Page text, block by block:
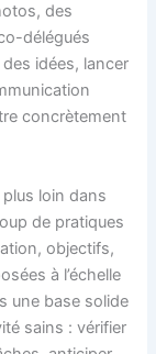
des
délégués
idées, lancer
concrètement
loin dans
de pratiques
objectifs,
à l’échelle
une base solide
sains : vérifier